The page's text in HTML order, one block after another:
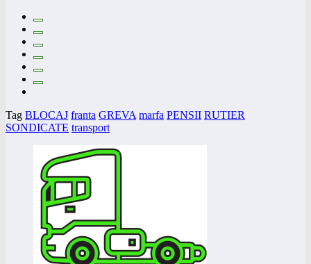
Tag BLOCAJ franta GREVA marfa PENSII RUTIER
SONDICATE transport